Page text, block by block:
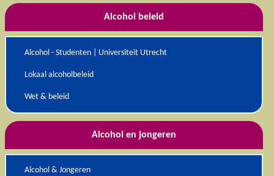
Alcohol beleid
Alcohol - Studenten | Universiteit Utrecht
Lokaal alcoholbeleid
Wet & beleid
Alcohol en jongeren
Alcohol & Jongeren